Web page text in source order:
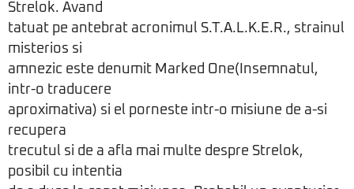
Strelok. Avand
tatuat pe antebrat acronimul S.T.A.L.K.E.R., strainul
misterios si
amnezic este denumit Marked One(Insemnatul,
intr-o traducere
aproximativa) si el porneste intr-o misiune de a-si
recupera
trecutul si de a afla mai multe despre Strelok,
posibil cu intentia